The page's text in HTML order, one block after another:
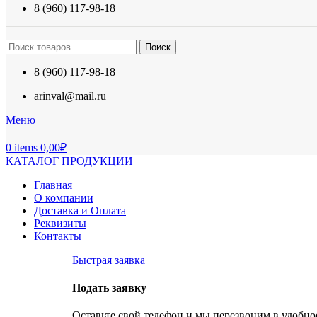
8 (960) 117-98-18
Поиск
8 (960) 117-98-18
arinval@mail.ru
Меню
0 items 0,00₽
КАТАЛОГ ПРОДУКЦИИ
Главная
О компании
Доставка и Оплата
Реквизиты
Контакты
Быстрая заявка
Подать заявку